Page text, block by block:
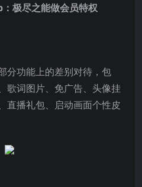
极尽之能做会员特权
分功能上的差别对待，包
歌词图片、免广告、头像挂
直播礼包、启动画面个性皮